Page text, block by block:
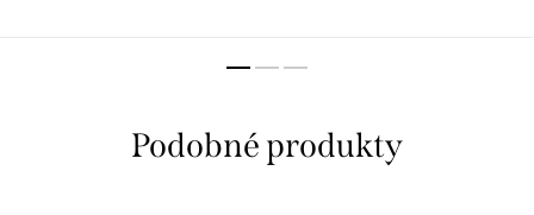
premasteniu. Výťažky z brezy a
hlavy. Prírodné zloženie šampónu